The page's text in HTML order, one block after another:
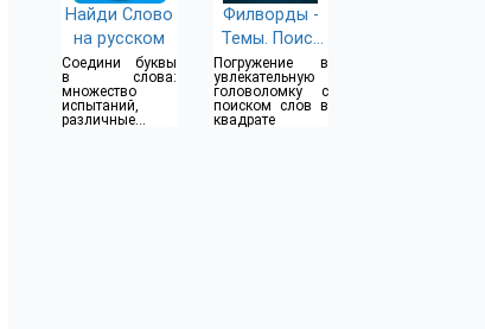
Найди Слово
на русском
Соедини буквы
в слова:
множество
испытаний,
различные
Филворды -
Темы. Поиск
слов.
Погружение в
увлекательную
головоломку с
поиском слов в
квадрате